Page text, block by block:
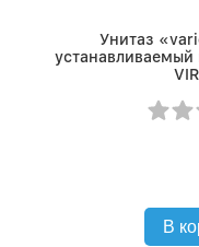
Унитаз
устанавливаемый
В